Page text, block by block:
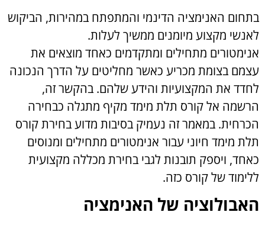
בתחום האנימציה הדינמי והמתפתח במהירות, הביקוש
לאנשי מקצוע מיומנים ממשיך לעלות.
אנימטורים מתחילים ומתקדמים כאחד מוצאים את
עצמם בצומת מכריע כאשר מחליטים על הדרך הנכונה
לחדד את המקצועיות והידע שלהם. בהקשר זה,
הרשמה אל קורס תלת מימד מקיף מתגלה כבחירה
הכרחית. במאמר זה נעמיק בסיבות מדוע בחירת קורס
תלת מימד חיוני עבור אנימטורים מתחילים ומנוסים
כאחד, ויספק תובנות לגבי בחירת מכללה מקצועית
ללימוד של קורס כזה.
האבולוציה של האנימציה